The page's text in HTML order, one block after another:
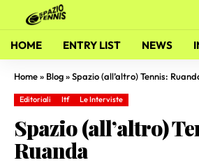
HOME ENTRY LIST NEWS
Home» Blog»Spazio (all’altro) Tennis:
Editoriali Itf Le Interviste
Spazio (all’altro)
Ruanda